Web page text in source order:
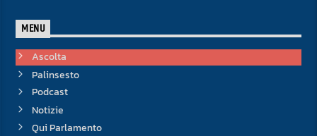
MENU
Ascolta
Palinsesto
Podcast
Notizie
Qui Parlamento